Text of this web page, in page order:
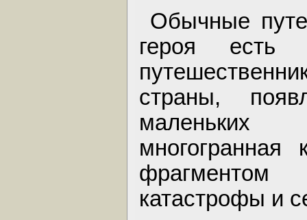
Обычные
героя есть
страны,
маленьких
катастрофы и